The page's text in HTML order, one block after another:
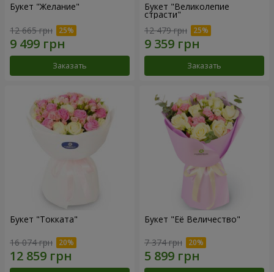
Букет "Желание"
12 665 грн
Заказать
Букет "Великолепие
страсти"
12 479 грн
Заказать
Букет "Токката"
16 074 грн
Букет "Её Величество"
7 374 грн